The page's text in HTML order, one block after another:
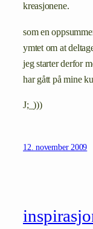
kreasjonene.
som en
ymtet om at
jeg starter derfor
har gått på mine
J;_)))
12. november 2009